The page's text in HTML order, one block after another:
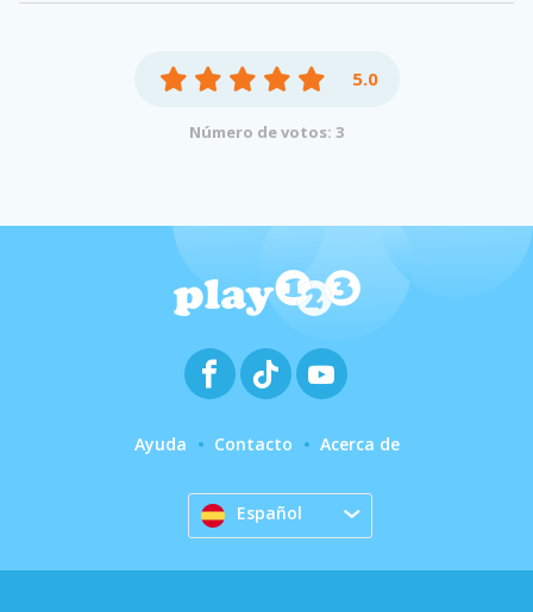
5.0
Número de votos: 3
Ayuda Contacto Acerca de
Español